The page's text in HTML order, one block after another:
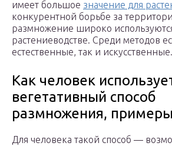
имеет большое значение для
конкурентной борьбе за
размножение широко
растениеводстве. Среди методов
естественные, так и искусственные.
Как человек
вегетативный способ
размножения, примеры
Для человека такой способ —